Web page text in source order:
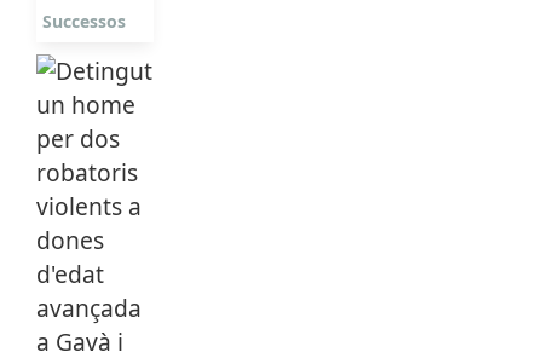
Successos